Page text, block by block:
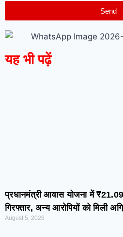
Send
यह भी पढ़ें
प्रधानमंत्री आवास योजना में
गिरफ्तार, अन्य आरोपियों को मिली
August 5, 2026